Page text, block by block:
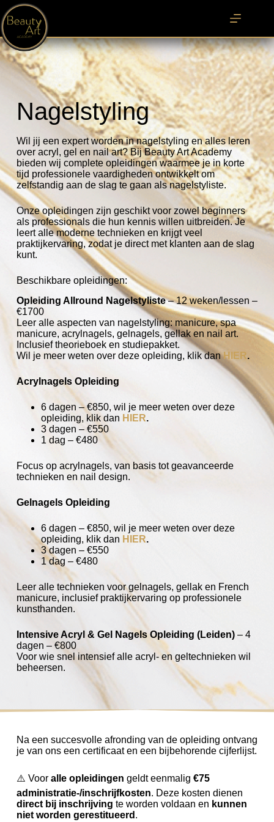
Nagelstyling
Wil jij een expert worden in nagelstyling en alles leren
over acryl, gel en nail art? Bij Beauty Art Academy
bieden wij complete opleidingen waarmee je in korte
tijd professionele vaardigheden ontwikkelt om
zelfstandig aan de slag te gaan als nagelstyliste.
Onze opleidingen zijn geschikt voor zowel beginners
als professionals die hun kennis willen uitbreiden. Je
leert alle moderne technieken en krijgt veel
praktijkervaring, zodat je direct met klanten aan de slag
kunt.
Beschikbare opleidingen:
Opleiding Allround Nagelstyliste– 12 weken/lessen –
€1700
Leer alle aspecten van nagelstyling: manicure, spa
manicure, acrylnagels, gelnagels, gellak en nail art.
Inclusief theorieboek en studiepakket.
Wil je meer weten over deze opleiding, klik danHIER.
Acrylnagels Opleiding
6 dagen – €850, wil je meer weten over deze
opleiding, klik dan HIER.
3 dagen – €550
1 dag – €480
Focus op acrylnagels, van basis tot geavanceerde
technieken en nail design.
Gelnagels Opleiding
6 dagen – €850, wil je meer weten over deze
opleiding, klik dan HIER.
3 dagen – €550
1 dag – €480
Leer alle technieken voor gelnagels, gellak en French
manicure, inclusief praktijkervaring op professionele
kunsthanden.
Intensive Acryl & Gel Nagels Opleiding (Leiden)– 4
dagen – €800
Voor wie snel intensief alle acryl- en geltechnieken wil
beheersen.
Na een succesvolle afronding van de opleiding ontvang
je van ons een certificaat en een bijbehorende cijferlijst.
⚠️ Voor alle opleidingen geldt eenmalig €75
administratie-/inschrijfkosten. Deze kosten dienen
direct bij inschrijving te worden voldaan en kunnen
niet worden gerestitueerd .